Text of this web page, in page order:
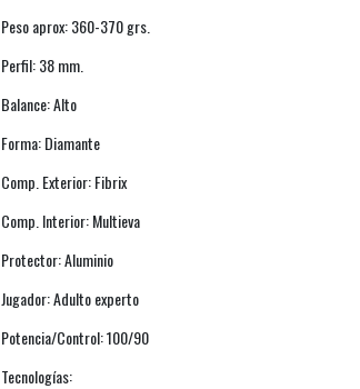
Peso aprox: 360-370 grs.
Perfil: 38 mm.
Balance: Alto
Forma: Diamante
Comp. Exterior: Fibrix
Comp. Interior: Multieva
Protector: Aluminio
Jugador: Adulto experto
Potencia/Control: 100/90
Tecnologías: